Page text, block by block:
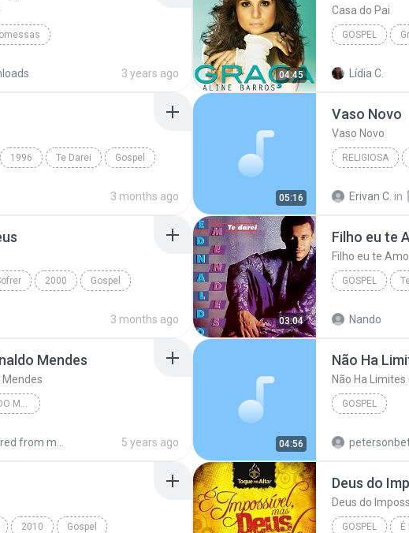
3 years ago 04:45
Casa do Pai
GOSPEL
Lídia C.
1996 Te Darei Gospel
3 months ago 05:16
Vaso Novo
Vaso Novo
RELIGIOSA
Erivan C. in
2000 Gospel
3 months ago 03:04
Filho eu te
Filho eu te Amo
GOSPEL
Nando
Mendes
Mendes
TUA PRESENÇA - EDNALDO MENDES
5 years ago 04:56
GOSPEL
2010 Gospel
Deus do
Deus do
GOSPEL